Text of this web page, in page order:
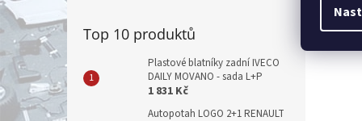
Top 10 produktů
Plastové blatníky zadní IVECO
DAILY MOVANO - sada L+P
1 831 Kč
Autopotah LOGO 2+1 RENAULT